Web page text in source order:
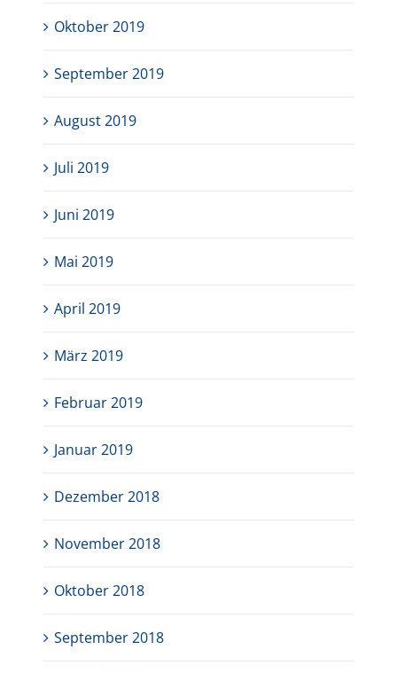
Oktober 2019
September 2019
August 2019
Juli 2019
Juni 2019
Mai 2019
April 2019
März 2019
Februar 2019
Januar 2019
Dezember 2018
November 2018
Oktober 2018
September 2018